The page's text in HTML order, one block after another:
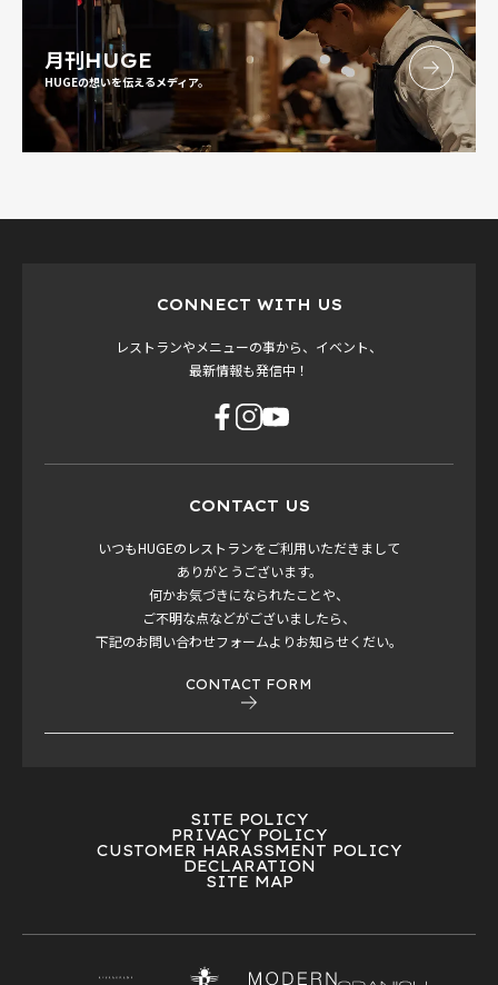
月刊HUGE
HUGEの想いを伝えるメディア。
CONNECT WITH US
レストランやメニューの事から、イベント、
最新情報も発信中！
CONTACT US
いつもHUGEのレストランをご利用いただきまして
ありがとうございます。
何かお気づきになられたことや、
ご不明な点などがございましたら、
下記のお問い合わせフォームよりお知らせくだい。
CONTACT FORM
SITE POLICY
PRIVACY POLICY
CUSTOMER HARASSMENT POLICY
DECLARATION
SITE MAP